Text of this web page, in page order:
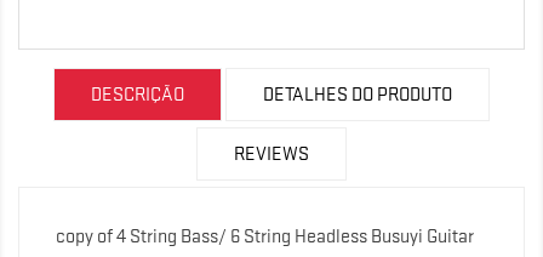
DESCRIÇÃO DETALHES DO PRODUTO
REVIEWS
copy of 4 String Bass/ 6 String Headless Busuyi Guitar